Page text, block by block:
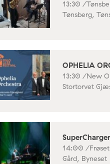
13:30 /
Tønsberg,
OPHELIA
13:30 /New
Stortorvet
14:00 /
Gård, Byneset